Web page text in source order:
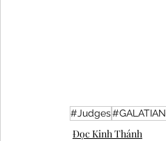
#Judges
Đọc Kinh Thánh